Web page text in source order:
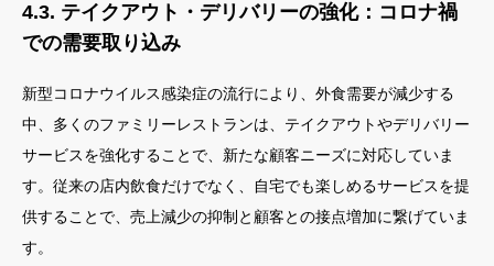
4.3. テイクアウト・デリバリーの強化：コロナ禍
での需要取り込み
新型コロナウイルス感染症の流行により、外食需要が減少する
中、多くのファミリーレストランは、テイクアウトやデリバリー
サービスを強化することで、新たな顧客ニーズに対応していま
す。従来の店内飲食だけでなく、自宅でも楽しめるサービスを提
供することで、売上減少の抑制と顧客との接点増加に繋げていま
す。